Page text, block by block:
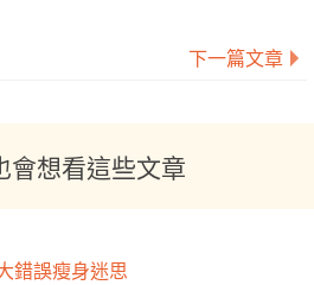
下一篇文章
會想看這些文章
錯誤瘦身迷思